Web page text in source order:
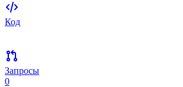
Код
Запросы
0